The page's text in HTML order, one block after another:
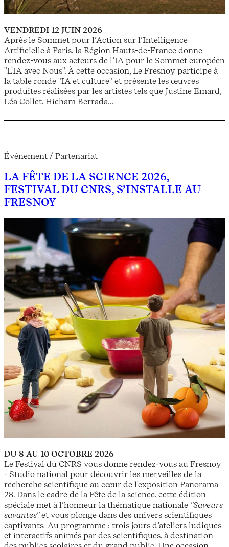
VENDREDI 12 JUIN 2026
Après le Sommet pour l’Action sur l’Intelligence
Artificielle à Paris, la Région Hauts-de-France donne
rendez-vous aux acteurs de l’IA pour le Sommet européen
"L'IA avec Nous". À cette occasion, Le Fresnoy participe à
la table ronde "IA et culture" et présente les œuvres
produites réalisées par les artistes tels que Justine Emard,
Léa Collet, Hicham Berrada...
Événement / Partenariat
LA FÊTE DE LA SCIENCE 2026,
FESTIVAL DU CNRS, S’INSTALLE AU
FRESNOY
DU 8 AU 10 OCTOBRE 2026
Le Festival du CNRS vous donne rendez-vous au Fresnoy
- Studio national pour découvrir les merveilles de la
recherche scientifique au cœur de l'exposition Panorama
28. Dans le cadre de la Fête de la science, cette édition
spéciale met à l’honneur la thématique nationale "Saveurs
savantes"et vous plonge dans des univers scientifiques
captivants. Au programme : trois jours d’ateliers ludiques
et interactifs animés par des scientifiques, à destination